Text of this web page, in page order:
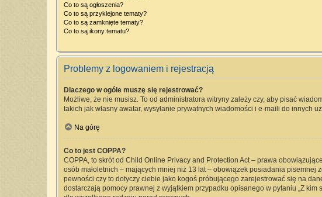
Co to są ogłoszenia?
Co to są przyklejone tematy?
Co to są zamknięte tematy?
Co to są ikony tematu?
Problemy z logowaniem i rejestracją
Dlaczego w ogóle muszę się rejestrować?
Możliwe, że nie musisz. To od administratora witryny zależy czy, aby pisać
takich jak własny awatar, wysyłanie prywatnych wiadomości i e-maili do
Na górę
Co to jest COPPA?
COPPA, to skrót od Child Online Privacy and Protection Act – prawa
osób małoletnich – mających mniej niż 13 lat – obowiązek posiadania
pewności czy to dotyczy ciebie jako kogoś próbującego zarejestrować się na
dostarczają pomocy prawnej z wyjątkiem przypadku opisanego w pytaniu „Z